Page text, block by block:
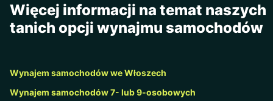
Więcej informacji na temat naszych
tanich opcji wynajmu samochodów
Wynajem samochodów we Włoszech
Wynajem samochodów 7- lub 9-osobowych